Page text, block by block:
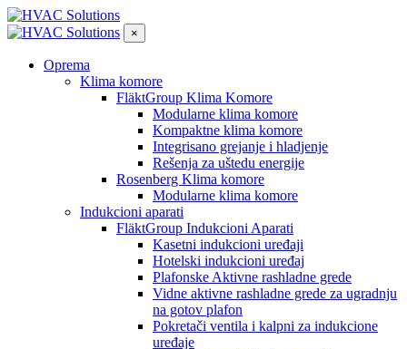
×
Oprema
Klima komore
FläktGroup Klima Komore
Modularne klima komore
Kompaktne klima komore
Integrisano grejanje i hladjenje
Rešenja za uštedu energije
Rosenberg Klima komore
Modularne klima komore
Indukcioni aparati
FläktGroup Indukcioni Aparati
Kasetni indukcioni uređaji
Hotelski indukcioni uređaj
Plafonske Aktivne rashladne grede
Vidne aktivne rashladne grede za ugradnju
na gotov plafon
Pokretači ventila i kalpni za indukcione
uređaje